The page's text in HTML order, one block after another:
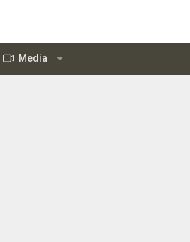
Media